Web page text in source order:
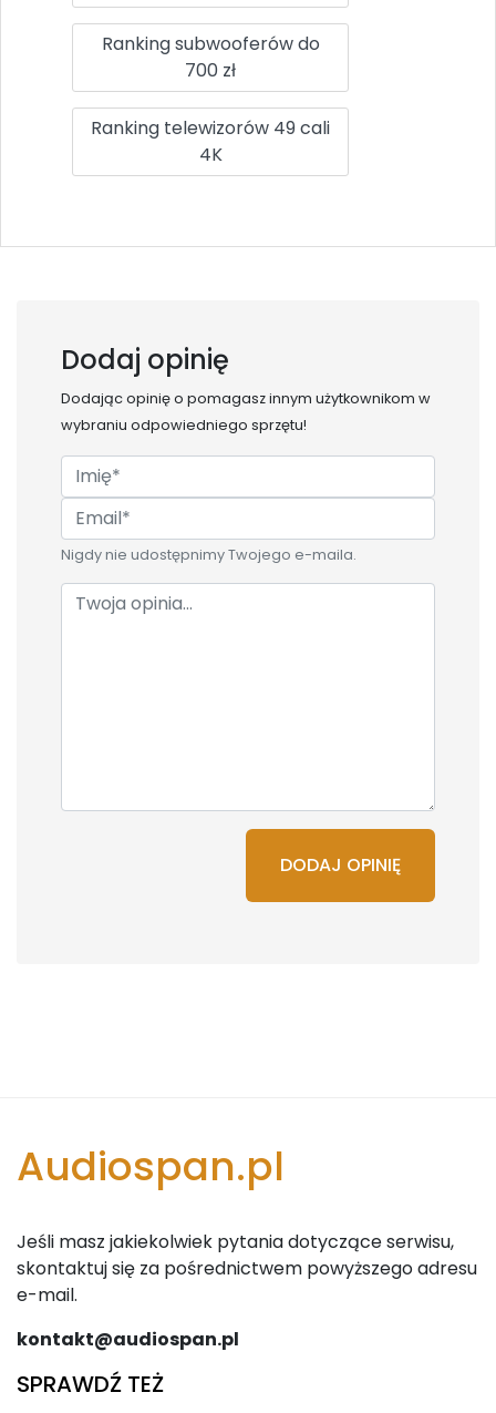
Ranking subwooferów do
700 zł
Ranking telewizorów 49 cali
4K
Dodaj opinię
Dodając opinię o pomagasz innym użytkownikom w
wybraniu odpowiedniego sprzętu!
Nigdy nie udostępnimy Twojego e-maila.
DODAJ OPINIĘ
Audiospan.pl
Jeśli masz jakiekolwiek pytania dotyczące serwisu,
skontaktuj się za pośrednictwem powyższego adresu
e-mail.
kontakt@audiospan.pl
SPRAWDŹ TEŻ